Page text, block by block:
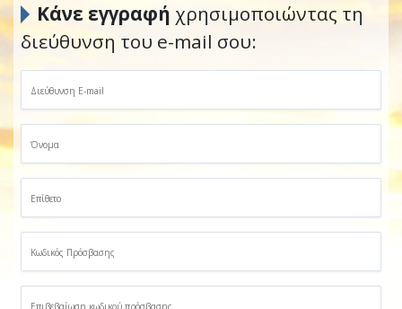
Κάνε εγγραφή χρησιμοποιώντας τη
διεύθυνση του e-mail σου: